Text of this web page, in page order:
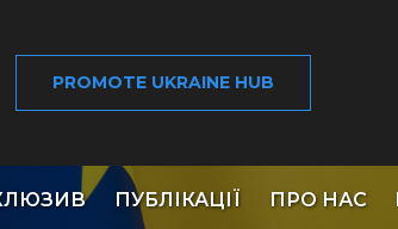
PROMOTE UKRAINE HUB
ПУБЛІКАЦІЇ ПРО НАС